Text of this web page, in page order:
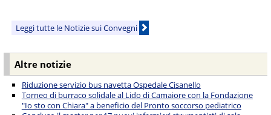
Leggi tutte le Notizie sui Convegni
Altre notizie
Riduzione servizio bus navetta Ospedale Cisanello
Torneo di burraco solidale al Lido di Camaiore con la Fondazione
"Io sto con Chiara" a beneficio del Pronto soccorso pediatrico